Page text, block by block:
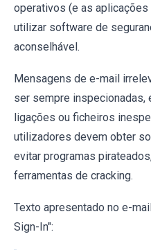
operativos (e as
utilizar software de
aconselhável.
Mensagens de e-mail
ser sempre
ligações ou ficheiros
utilizadores devem obter
evitar programas
ferramentas de cracking.
Texto apresentado no e-
Sign-In":